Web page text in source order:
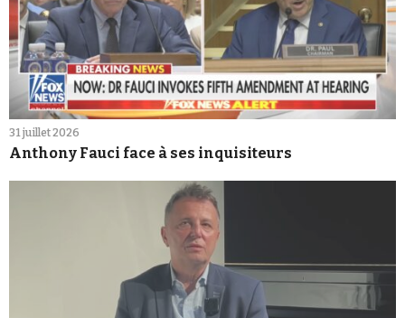
31 juillet 2026
Anthony Fauci face à ses inquisiteurs